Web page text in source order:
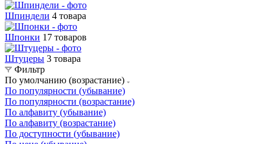
Шпиндели 4 товара
Шпонки 17 товаров
Штуцеры 3 товара
Фильтр
По умолчанию (возрастание)
По популярности (убывание)
По популярности (возрастание)
По алфавиту (убывание)
По алфавиту (возрастание)
По доступности (убывание)